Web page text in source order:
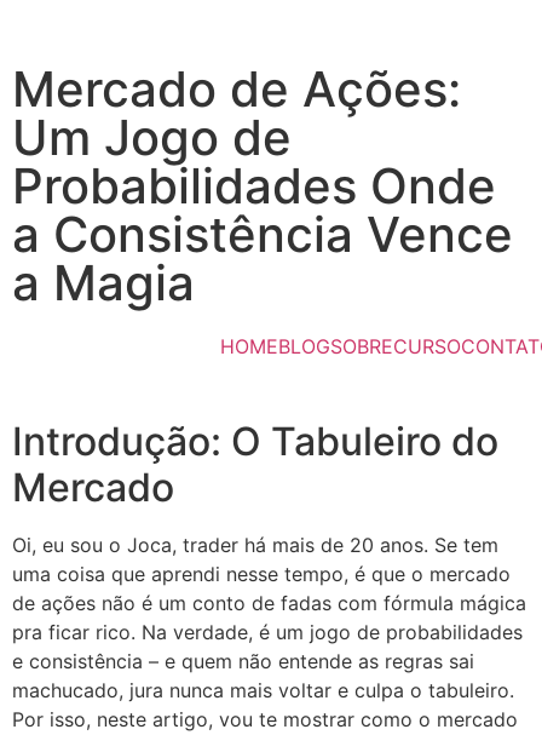
Mercado de Ações:
Um Jogo de
Probabilidades Onde
a Consistência Vence
a Magia
HOMEBLOGSOBRECURSO
Introdução: O Tabuleiro do
Mercado
Oi, eu sou o Joca, trader há mais de 20 anos. Se tem
uma coisa que aprendi nesse tempo, é que o mercado
de ações não é um conto de fadas com fórmula mágica
pra ficar rico. Na verdade, é um jogo de probabilidades
e consistência – e quem não entende as regras sai
machucado, jura nunca mais voltar e culpa o tabuleiro.
Por isso, neste artigo, vou te mostrar como o mercado